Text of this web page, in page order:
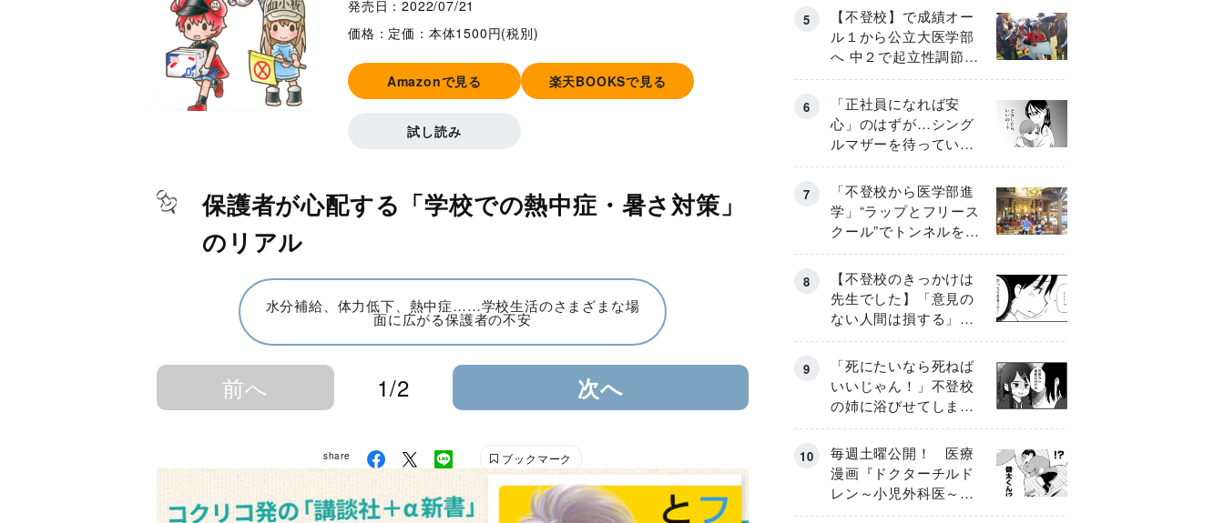
発売日：2022/07/21
価格： 定価：本体1500円(税別)
Amazonで見る 楽天BOOKSで見る
試し読み
保護者が心配する「学校での熱中症・暑さ対策」
のリアル
水分補給、体力低下、熱中症……学校生活のさまざまな場
面に広がる保護者の不安
前へ 1/2 次へ
share ブックマーク
2026」が開催
【不登校】で成績オー
ル１から公立大医学部
へ 中２で起立性調節障
害「治るまで３年」の
診断 そのとき母は
「正社員になれば安
心」のはずが…シング
ルマザーを待ってい
た“魔の２年間”【前編】
「不登校から医学部進
学」“ラップとフリース
クール”でトンネルを脱
して高校受験へ〔元野
球少年の実話〕
【不登校のきっかけは
先生でした】「意見の
ない人間は損する」担
任の一言が苦しみに…
《第１話》
「死にたいなら死ねば
いいじゃん！」不登校
の姉に浴びせてしまっ
た言葉【番外編・後
編】
毎週土曜公開！ 医療
漫画『ドクターチルド
レン～小児外科医～』
【Episode.４】